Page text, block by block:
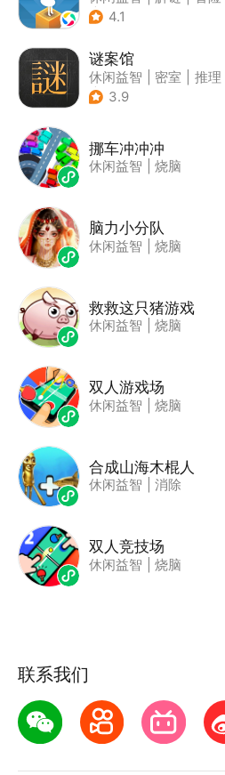
| 治愈
4.1
谜案馆
休闲益智 密室
推理
| 密室逃脱
3.9
挪车冲冲冲
休闲益智 烧脑
脑力小分队
休闲益智 烧脑
救救这只猪游戏
休闲益智 烧脑
双人游戏场
休闲益智 烧脑
合成山海木棍人
休闲益智 消除
双人竞技场
休闲益智 烧脑
联系我们